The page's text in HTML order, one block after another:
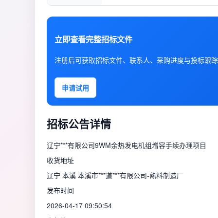
立即查看完整招标文件
注册后可获取招标文件、联系人、采购进度与投标跟
申请试用
招标公告详情
辽宁***有限公司9WM余热发电机组增容手续办理项目
收货地址
辽宁 本溪 本溪市***道***有限公司-熟料制造厂
发布时间
2026-04-17 09:50:54